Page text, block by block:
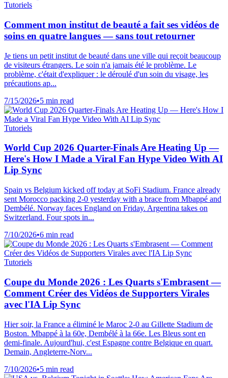
Tutoriels
Comment mon institut de beauté a fait ses vidéos de
soins en quatre langues — sans tout retourner
Je tiens un petit institut de beauté dans une ville qui reçoit beaucoup
de visiteurs étrangers. Le soin n'a jamais été le problème. Le
problème, c'était d'expliquer : le déroulé d'un soin du visage, les
précautions ap...
7/15/2026•5 min read
Tutoriels
World Cup 2026 Quarter-Finals Are Heating Up —
Here's How I Made a Viral Fan Hype Video With AI
Lip Sync
Spain vs Belgium kicked off today at SoFi Stadium. France already
sent Morocco packing 2-0 yesterday with a brace from Mbappé and
Dembélé. Norway faces England on Friday. Argentina takes on
Switzerland. Four spots in...
7/10/2026•6 min read
Tutoriels
Coupe du Monde 2026 : Les Quarts s'Embrasent —
Comment Créer des Vidéos de Supporters Virales
avec l'IA Lip Sync
Hier soir, la France a éliminé le Maroc 2-0 au Gillette Stadium de
Boston. Mbappé à la 60e, Dembélé à la 66e. Les Bleus sont en
demi-finale. Aujourd'hui, c'est Espagne contre Belgique en quart.
Demain, Angleterre-Norv...
7/10/2026•5 min read